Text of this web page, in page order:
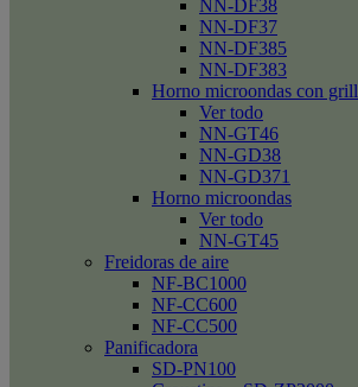
NN-DF38
NN-DF37
NN-DF385
NN-DF383
Horno microondas con grill
Ver todo
NN-GT46
NN-GD38
NN-GD371
Horno microondas
Ver todo
NN-GT45
Freidoras de aire
NF-BC1000
NF-CC600
NF-CC500
Panificadora
SD-PN100